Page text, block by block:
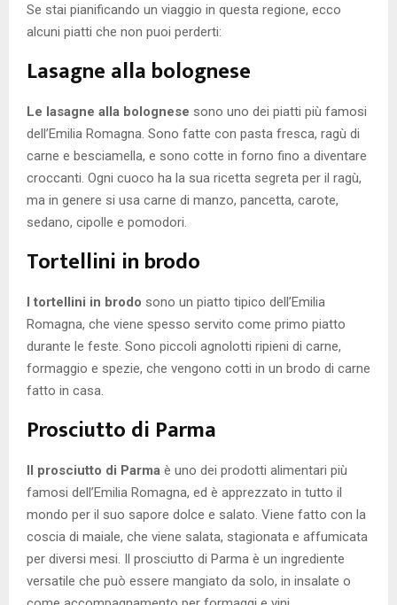
Se stai pianificando un viaggio in questa regione, ecco
alcuni piatti che non puoi perderti:
Lasagne alla bolognese
Le lasagne alla bolognese sono uno dei piatti più famosi
dell’Emilia Romagna. Sono fatte con pasta fresca, ragù di
carne e besciamella, e sono cotte in forno fino a diventare
croccanti. Ogni cuoco ha la sua ricetta segreta per il ragù,
ma in genere si usa carne di manzo, pancetta, carote,
sedano, cipolle e pomodori.
Tortellini in brodo
I tortellini in brodo sono un piatto tipico dell’Emilia
Romagna, che viene spesso servito come primo piatto
durante le feste. Sono piccoli agnolotti ripieni di carne,
formaggio e spezie, che vengono cotti in un brodo di carne
fatto in casa.
Prosciutto di Parma
Il prosciutto di Parma è uno dei prodotti alimentari più
famosi dell’Emilia Romagna, ed è apprezzato in tutto il
mondo per il suo sapore dolce e salato. Viene fatto con la
coscia di maiale, che viene salata, stagionata e affumicata
per diversi mesi. Il prosciutto di Parma è un ingrediente
versatile che può essere mangiato da solo, in insalate o